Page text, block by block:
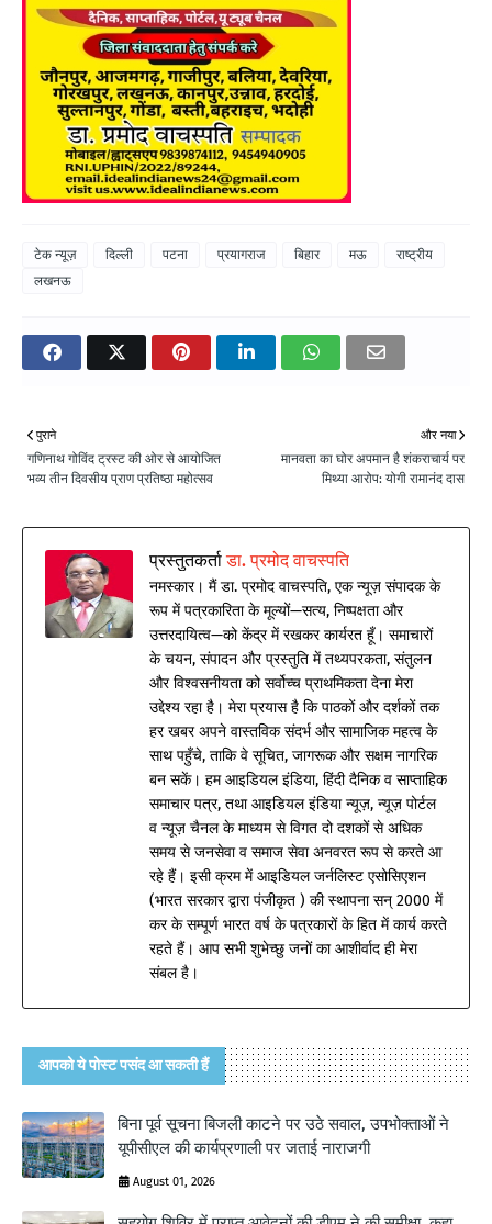
टेक न्यूज़ दिल्ली पटना प्रयागराज बिहार मऊ
राष्ट्रीय
लखनऊ
और नया
मानवता का घोर अपमान है शंकराचार्य पर
मिथ्या आरोप: योगी रामानंद दास
पुराने
गणिनाथ गोविंद ट्रस्ट की ओर से आयोजित
भव्य तीन दिवसीय प्राण प्रतिष्ठा महोत्सव
प्रस्तुतकर्ताडा. प्रमोद वाचस्पति
नमस्कार। मैं डा. प्रमोद वाचस्पति, एक न्यूज़ संपादक के
रूप में पत्रकारिता के मूल्यों—सत्य, निष्पक्षता और
उत्तरदायित्व—को केंद्र में रखकर कार्यरत हूँ। समाचारों
के चयन, संपादन और प्रस्तुति में तथ्यपरकता, संतुलन
और विश्वसनीयता को सर्वोच्च प्राथमिकता देना मेरा
उद्देश्य रहा है। मेरा प्रयास है कि पाठकों और दर्शकों तक
हर खबर अपने वास्तविक संदर्भ और सामाजिक महत्व के
साथ पहुँचे, ताकि वे सूचित, जागरूक और सक्षम नागरिक
बन सकें। हम आइडियल इंडिया, हिंदी दैनिक व साप्ताहिक
समाचार पत्र, तथा आइडियल इंडिया न्यूज़, न्यूज़ पोर्टल
व न्यूज़ चैनल के माध्यम से विगत दो दशकों से अधिक
समय से जनसेवा व समाज सेवा अनवरत रूप से करते आ
रहे हैं। इसी क्रम में आइडियल जर्नलिस्ट एसोसिएशन
(भारत सरकार द्वारा पंजीकृत ) की स्थापना सन् 2000 में
कर के सम्पूर्ण भारत वर्ष के पत्रकारों के हित में कार्य करते
रहते हैं। आप सभी शुभेच्छु जनों का आशीर्वाद ही मेरा
संबल है।
आपको ये पोस्ट पसंद आ सकती हैं
बिना पूर्व सूचना बिजली काटने पर उठे सवाल, उपभोक्ताओं ने
यूपीसीएल की कार्यप्रणाली पर जताई नाराजगी
August 01, 2026